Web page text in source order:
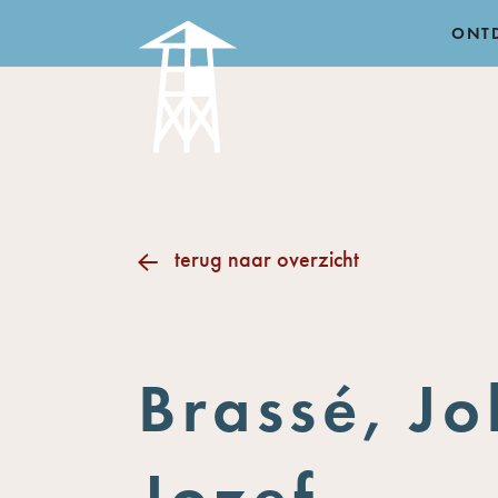
terug naar overzicht
Brassé,